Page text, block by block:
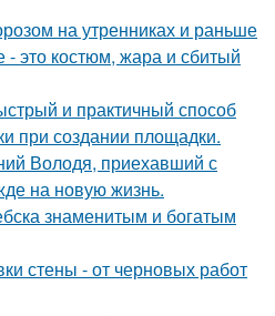
на утренниках и раньше
это костюм, жара и сбитый
и практичный способ
при создании площадки.
Володя, приехавший с
на новую жизнь.
знаменитым и богатым
стены - от черновых работ